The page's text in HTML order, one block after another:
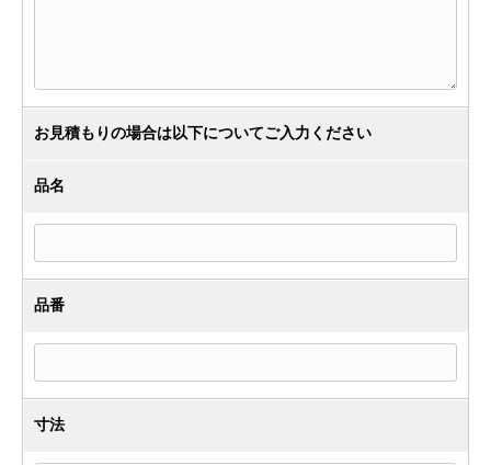
お見積もりの場合は以下についてご入力ください
品名
品番
寸法